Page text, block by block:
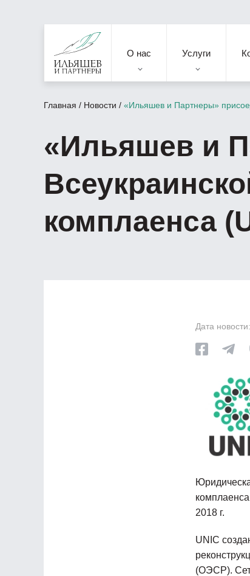
О нас Услуги
Главная / Новости / «Ильяшев и Партнеры»
«Ильяшев и
комплаенса
Дата новости:
2018 г.
UNIC
(ОЭСР).